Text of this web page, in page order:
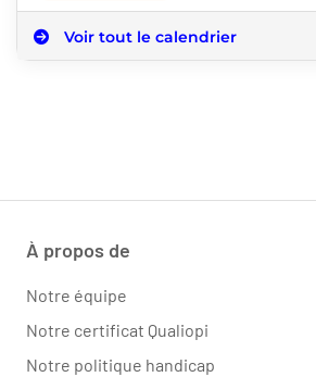
Voir tout le calendrier
À propos de
Notre équipe
Notre certificat Qualiopi
Notre politique handicap